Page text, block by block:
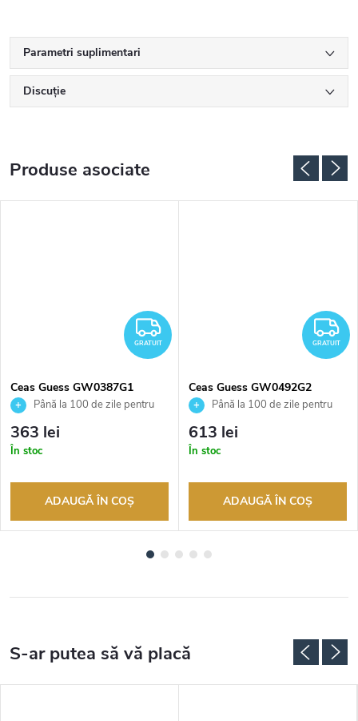
Parametri suplimentari
Discuţie
Produse asociate
GRATUIT
GRATUIT
Ceas Guess GW0387G1
Până la 100 de zile pentru
returnarea bunurilor. Vânzător
autorizat
363 lei
În stoc
ADAUGĂ ÎN COŞ
GRATUIT
Ceas Guess GW0492G2
Până la 100 de zile pentru
returnarea bunurilor. Vânzător
autorizat
613 lei
În stoc
ADAUGĂ ÎN COŞ